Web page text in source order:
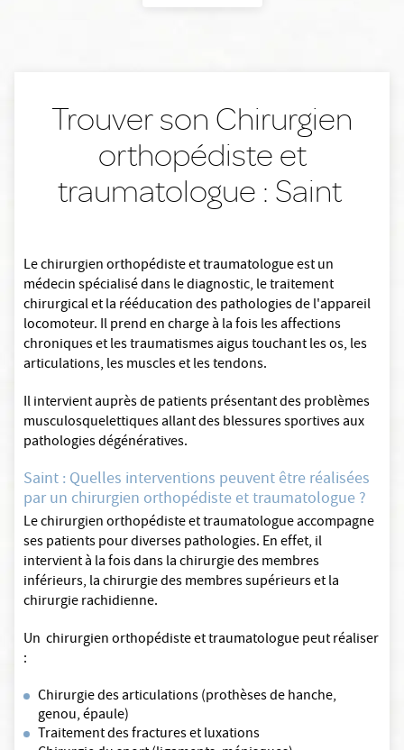
Trouver son Chirurgien
orthopédiste et
traumatologue : Saint
Le chirurgien orthopédiste et traumatologue est un
médecin spécialisé dans le diagnostic, le traitement
chirurgical et la rééducation des pathologies de l'appareil
locomoteur. Il prend en charge à la fois les affections
chroniques et les traumatismes aigus touchant les os, les
articulations, les muscles et les tendons.
Il intervient auprès de patients présentant des problèmes
musculosquelettiques allant des blessures sportives aux
pathologies dégénératives.
Saint : Quelles interventions peuvent être réalisées
par un chirurgien orthopédiste et traumatologue ?
Le chirurgien orthopédiste et traumatologue accompagne
ses patients pour diverses pathologies. En effet, il
intervient à la fois dans la chirurgie des membres
inférieurs, la chirurgie des membres supérieurs et la
chirurgie rachidienne.
Un chirurgien orthopédiste et traumatologue peut réaliser
:
Chirurgie des articulations (prothèses de hanche,
genou, épaule)
Traitement des fractures et luxations